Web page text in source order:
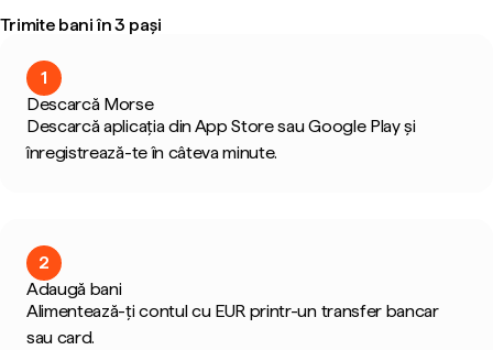
Trimite bani în 3 pași
1
Descarcă Morse
Descarcă aplicația din App Store sau Google Play și
înregistrează-te în câteva minute.
2
Adaugă bani
Alimentează-ți contul cu EUR printr-un transfer bancar
sau card.